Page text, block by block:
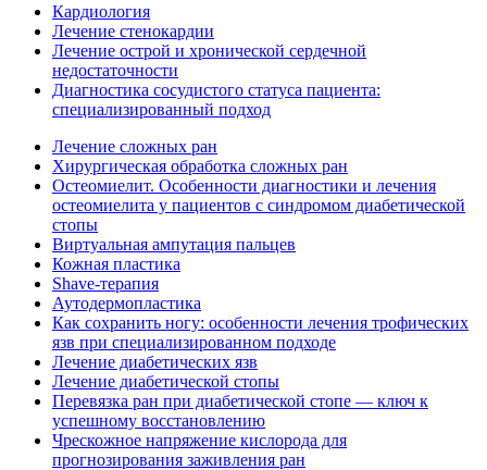
Кардиология
Лечение стенокардии
Лечение острой и хронической сердечной
недостаточности
Диагностика сосудистого статуса пациента:
специализированный подход
Лечение сложных ран
Хирургическая обработка сложных ран
Остеомиелит. Особенности диагностики и лечения
остеомиелита у пациентов с синдромом диабетической
стопы
Виртуальная ампутация пальцев
Кожная пластика
Shave-терапия
Аутодермопластика
Как сохранить ногу: особенности лечения трофических
язв при специализированном подходе
Лечение диабетических язв
Лечение диабетической стопы
Перевязка ран при диабетической стопе — ключ к
успешному восстановлению
Чрескожное напряжение кислорода для
прогнозирования заживления ран